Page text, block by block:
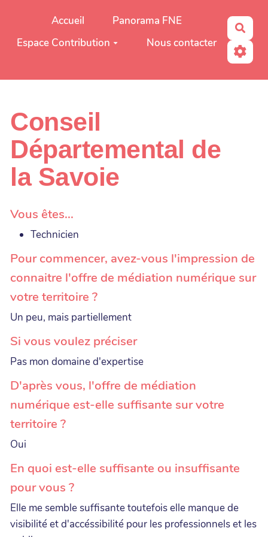
Aller au contenu principal
Accueil
Panorama FNE
Espace Contribution
Nous contacter
Conseil
Départemental de
la Savoie
Vous êtes...
Technicien
Pour commencer, avez-vous l'impression de
connaitre l'offre de médiation numérique sur
votre territoire ?
Un peu, mais partiellement
Si vous voulez préciser
Pas mon domaine d'expertise
D'après vous, l'offre de médiation
numérique est-elle suffisante sur votre
territoire ?
Oui
En quoi est-elle suffisante ou insuffisante
pour vous ?
Elle me semble suffisante toutefois elle manque de
visibilité et d'accéssibilité pour les professionnels et les